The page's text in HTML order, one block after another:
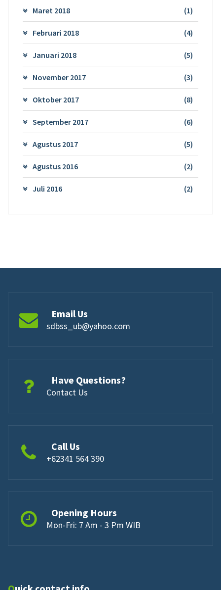
Maret 2018 (1)
Februari 2018 (4)
Januari 2018 (5)
November 2017 (3)
Oktober 2017 (8)
September 2017 (6)
Agustus 2017 (5)
Agustus 2016 (2)
Juli 2016 (2)
Email Us
sdbss_ub@yahoo.com
Have Questions?
Contact Us
Call Us
+62341 564 390
Opening Hours
Mon-Fri: 7 Am - 3 Pm WIB